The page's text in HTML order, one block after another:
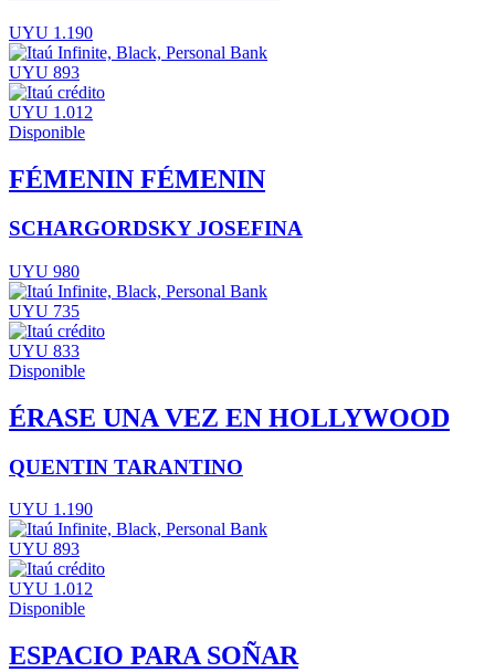
UYU 1.190
UYU 893
UYU 1.012
Disponible
FÉMENIN FÉMENIN
SCHARGORDSKY JOSEFINA
UYU 980
UYU 735
UYU 833
Disponible
ÉRASE UNA VEZ EN HOLLYWOOD
QUENTIN TARANTINO
UYU 1.190
UYU 893
UYU 1.012
Disponible
ESPACIO PARA SOÑAR